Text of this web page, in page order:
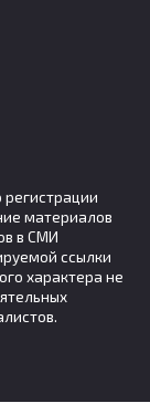
регистрации
материалов
в СМИ
ссылки
характера не